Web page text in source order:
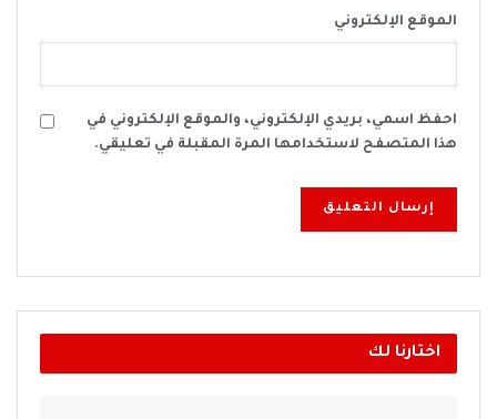
الموقع الإلكتروني
احفظ اسمي، بريدي الإلكتروني، والموقع الإلكتروني في
هذا المتصفح لاستخدامها المرة المقبلة في تعليقي.
اختارنا لك